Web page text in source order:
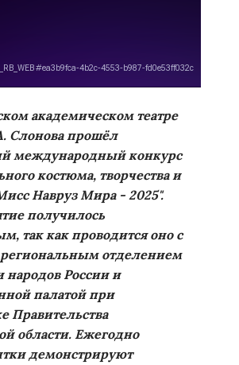
академическом театре
Слонова прошёл
международный конкурс
костюма, творчества и
Навруз Мира - 2025".
получилось
так как проводится оно с
региональным отделением
народов России и
палатой при
Правительства
области. Ежегодно
демонстрируют